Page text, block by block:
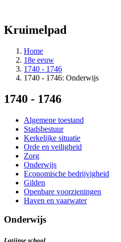
Kruimelpad
Home
18e eeuw
1740 - 1746
1740 - 1746: Onderwijs
1740 - 1746
Algemene toestand
Stadsbestuur
Kerkelijke situatie
Orde en veiligheid
Zorg
Onderwijs
Economische bedrijvigheid
Gilden
Openbare voorzieningen
Haven en vaarwater
Onderwijs
Latijnse school